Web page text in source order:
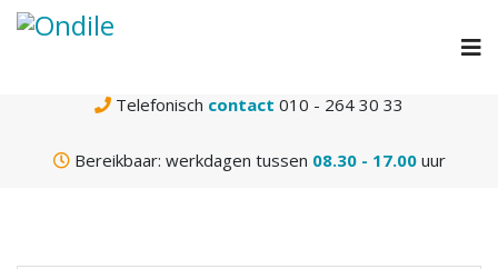
Telefonisch contact 010 - 264 30 33
Bereikbaar: werkdagen tussen 08.30 - 17.00uur